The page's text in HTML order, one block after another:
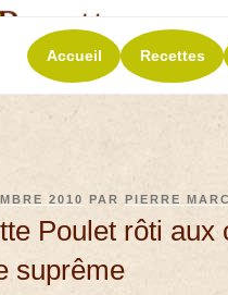
La
Accueil Recettes
2010 PARPIERRE
Poulet rôti
suprême